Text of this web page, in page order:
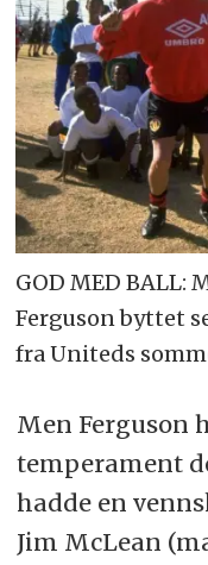
GOD MED BALL:
Ferguson byttet
fra Uniteds
Men Ferguson
temperament
hadde en
Jim McLean